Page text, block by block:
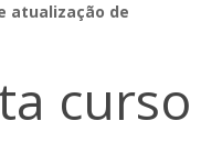
atualização de
curso